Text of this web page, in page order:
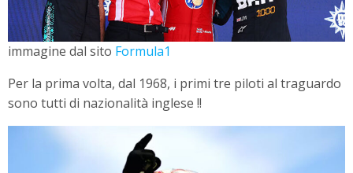
immagine dal sito Formula1
Per la prima volta, dal 1968, i primi tre piloti al traguardo
sono tutti di nazionalità inglese !!